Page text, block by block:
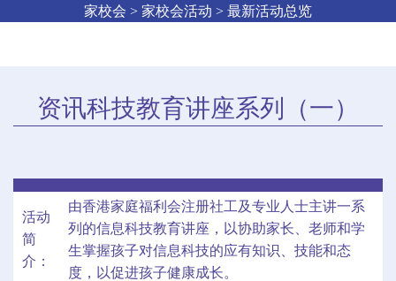
家校会 > 家校会活动 > 最新活动总览
资讯科技教育讲座系列（一）
活动
简
介：
由香港家庭福利会注册社工及专业人士主讲一系
列的信息科技教育讲座，以协助家长、老师和学
生掌握孩子对信息科技的应有知识、技能和态
度，以促进孩子健康成长。